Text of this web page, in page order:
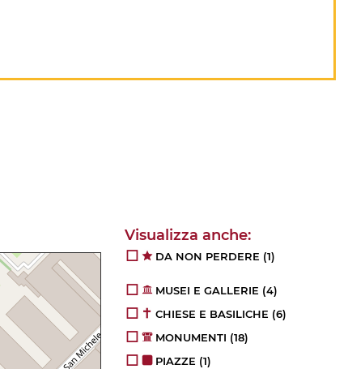
DA NON PERDERE (1)
MUSEI E GALLERIE (4)
CHIESE E BASILICHE (6)
MONUMENTI (18)
PIAZZE (1)